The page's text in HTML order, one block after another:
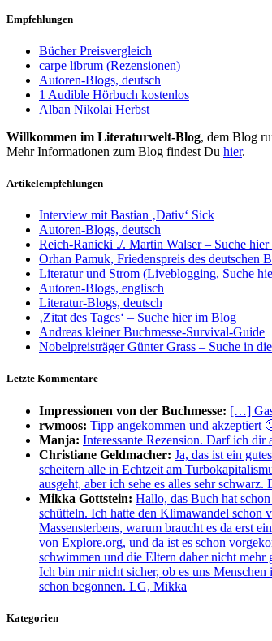
Empfehlungen
Bücher Preisvergleich
carpe librum (Rezensionen)
Autoren-Blogs, deutsch
1 Audible Hörbuch kostenlos
Alban Nikolai Herbst
Willkommen im Literaturwelt-Blog, dem Blog
Mehr Informationen zum Blog findest Du hier.
Artikelempfehlungen
Interview mit Bastian ‚Dativ‘ Sick
Autoren-Blogs, deutsch
Reich-Ranicki ./. Martin Walser – Suche
Orhan Pamuk, Friedenspreis des deutschen
Literatur und Strom (Liveblogging, Suche
Autoren-Blogs, englisch
Literatur-Blogs, deutsch
‚Zitat des Tages‘ – Suche hier im Blog
Andreas kleiner Buchmesse-Survival-Guide
Nobelpreisträger Günter Grass – Suche in
Letzte Kommentare
Impressionen von der Buchmesse: […]
rwmoos: Tipp angekommen und akzeptiert
Manja: Interessante Rezension. Darf ich
Christiane Geldmacher: Ja, das ist ein
scheitern alle in Echtzeit am
ausgeht, aber ich sehe es alles sehr
Mikka Gottstein: Hallo, das Buch hat
schütteln. Ich hatte den Klimawandel schon
Massensterbens, warum braucht es da erst
von Explore.org, und da ist es schon
schwimmen und die Eltern daher nicht mehr
Ich bin mir nicht sicher, ob es uns
schon begonnen. LG, Mikka
Kategorien